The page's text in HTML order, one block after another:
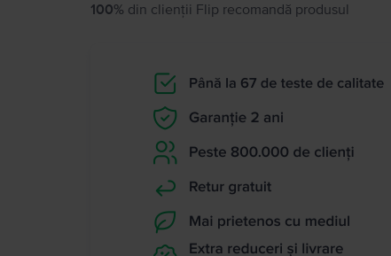
100% din clienții Flip recomandă produsul